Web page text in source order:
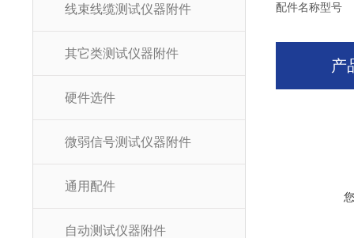
线束线缆测试仪器附件
其它类测试仪器附件
硬件选件
微弱信号测试仪器附件
通用配件
自动测试仪器附件
配件名称型号
产